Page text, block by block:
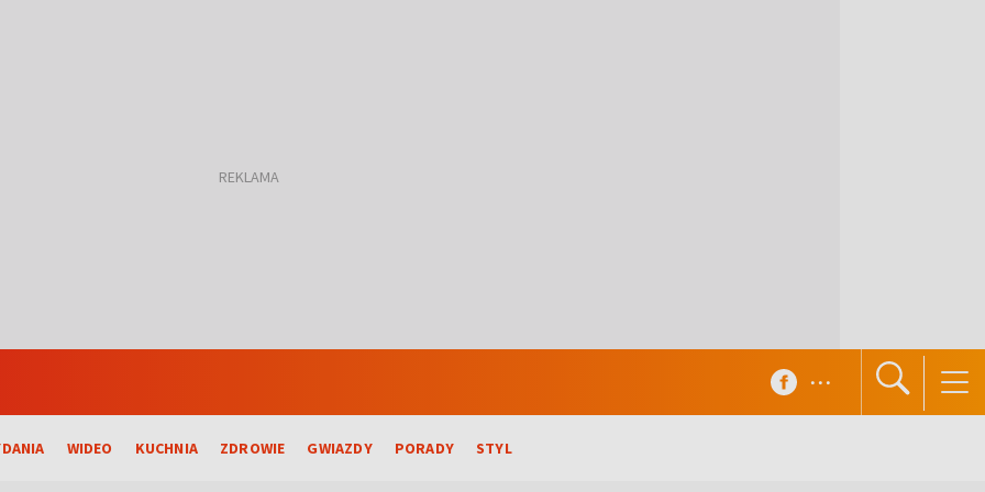
WIDEO KUCHNIA ZDROWIE GWIAZDY PORADY STYL
...